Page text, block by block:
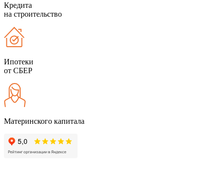
Кредита
на строительство
Ипотеки
от СБЕР
Материнского капитала